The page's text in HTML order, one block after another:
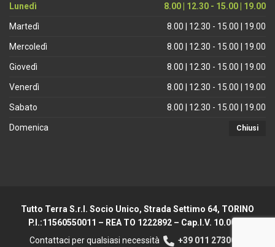
Lunedì 8.00 | 12.30 - 15.00 | 19.00
Martedì 8.00 | 12.30 - 15.00 | 19.00
Mercoledì 8.00 | 12.30 - 15.00 | 19.00
Giovedì 8.00 | 12.30 - 15.00 | 19.00
Venerdì 8.00 | 12.30 - 15.00 | 19.00
Sabato 8.00 | 12.30 - 15.00 | 19.00
Domenica Chiusi
Tutto Terra S.r.l. Socio Unico, Strada Settimo 64, TORINO
P.I.:11560550011 – REA TO 1222892 – Cap.I.V. 10.000 €
Contattaci per qualsiasi necessità
+39 011 2730044